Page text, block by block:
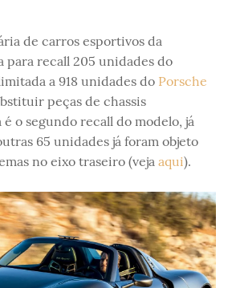
de carros esportivos da
para recall 205 unidades do
a 918 unidades do Porsche
peças de chassis
é o segundo recall do modelo, já
65 unidades já foram objeto
no eixo traseiro (veja aqui).